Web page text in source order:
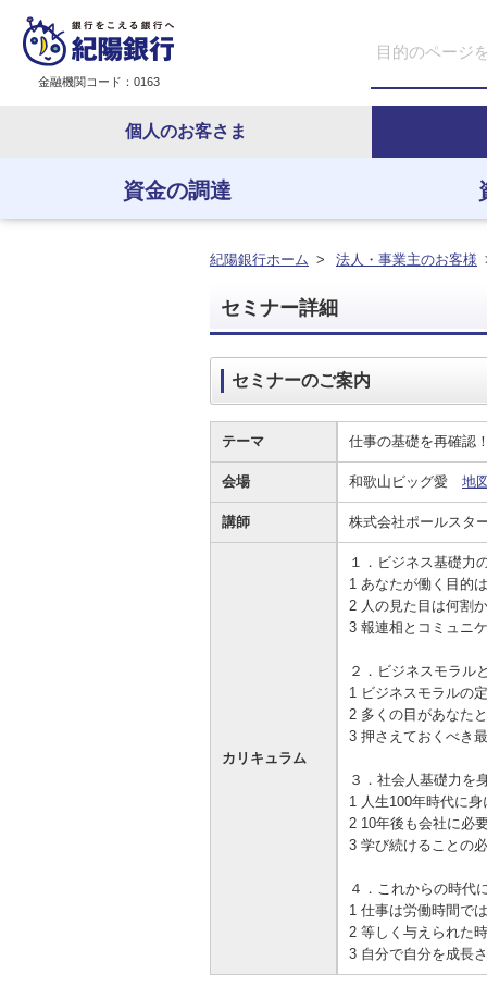
金融機関コード：0163
個人のお客さま
資金の調達
資金の調達
資金の調達
お客さまのさまざまな資金ニーズに応
じたご提案をさせていただきます。
資金の運用
資金の運用
資金の運用に必要な商品、定期預金、
投資信託などをご紹介します。
経営・事業支援
経営・事業支援
法人・事業主のお客さまへ情報のご提
供や課題解決のご支援をいたします。
ＥＢサービス
ＥＢサービス
その他各種サービスをご紹介します。
紀陽銀行ホーム > 法人・事業主のお客様
セミナー詳細
セミナーのご案内
テーマ 仕事の基礎を再確認
会場 和歌山ビッグ愛 地
講師 株式会社ポールスタ
カリキュラム
１．ビジネス基礎力
1 あなたが働く目的
2 人の見た目は何割
3 報連相とコミュニ
２．ビジネスモラル
1 ビジネスモラルの
2 多くの目があなた
3 押さえておくべき
３．社会人基礎力を
1 人生100年時代に
2 10年後も会社に必
3 学び続けることの
４．これからの時代
1 仕事は労働時間で
2 等しく与えられた
3 自分で自分を成長